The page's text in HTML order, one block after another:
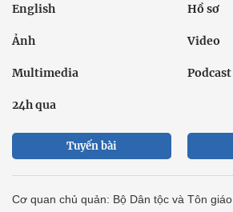
English Hồ sơ
Ảnh Video
Multimedia Podcast
24h qua
Tuyến bài
Cơ quan chủ quản: Bộ Dân tộc và Tôn giáo